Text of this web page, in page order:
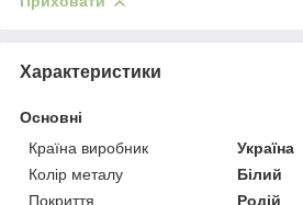
Характеристики
Основні
Країна виробник
Україна
Колір металу
Білий
Покриття
Родій